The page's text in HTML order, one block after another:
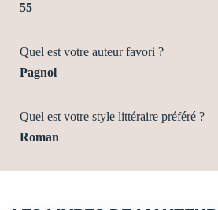
55
Quel est votre auteur favori ?
Pagnol
Quel est votre style littéraire préféré ?
Roman